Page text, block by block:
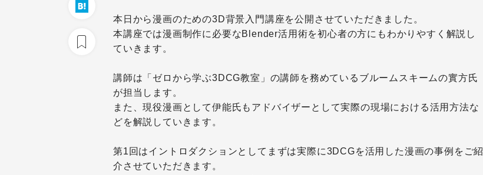
本日から漫画のための3D背景入門講座を公開させていただきました。
本講座では漫画制作に必要なBlender活用術を初心者の方にもわかりやすく解説し
ていきます。
講師は「ゼロから学ぶ3DCG教室」の講師を務めているブルームスキームの實方氏
が担当します。
また、現役漫画として伊能氏もアドバイザーとして実際の現場における活用方法な
どを解説していきます。
第1回はイントロダクションとしてまずは実際に3DCGを活用した漫画の事例をご紹
介させていただきます。